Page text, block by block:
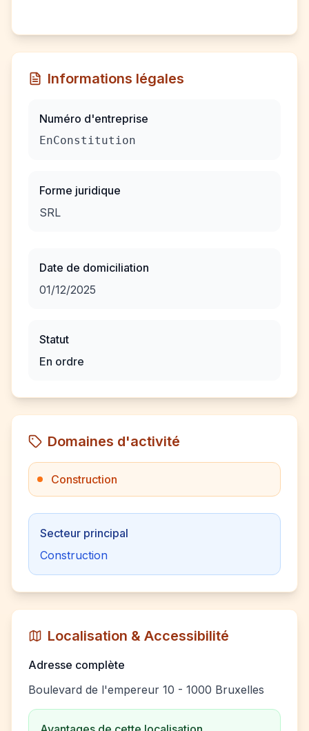
Informations légales
Numéro d'entreprise
EnConstitution
Forme juridique
SRL
Date de domiciliation
01/12/2025
Statut
En ordre
Domaines d'activité
Construction
Secteur principal
Construction
Localisation & Accessibilité
Adresse complète
Boulevard de l'empereur 10 - 1000 Bruxelles